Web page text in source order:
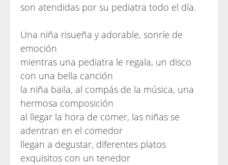
son atendidas por su pediatra todo el día.
Una niña risueña y adorable, sonríe de
emoción
mientras una pediatra le regala, un disco
con una bella canción
la niña baila, al compás de la música, una
hermosa composición
al llegar la hora de comer, las niñas se
adentran en el comedor
llegan a degustar, diferentes platos
exquisitos con un tenedor